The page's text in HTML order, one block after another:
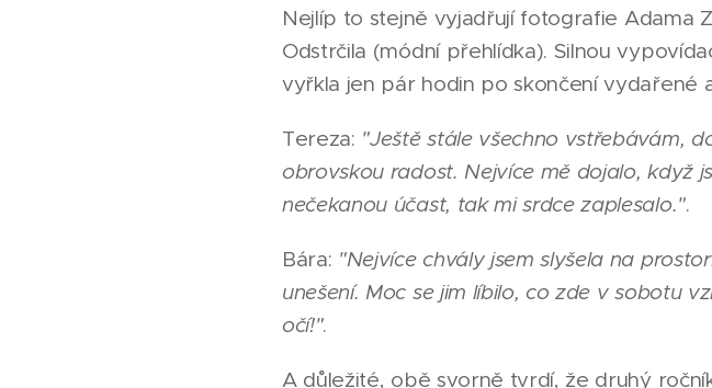
Nejlíp to stejně vyjadřují fotografie Adama
Odstrčila (módní přehlídka). Silnou
vyřkla jen pár hodin po skončení vydařené
Tereza: "Ještě stále všechno vstřebávám,
obrovskou radost. Nejvíce mě dojalo, když
nečekanou účast, tak mi srdce zaplesalo.".
Bára: "Nejvíce chvály jsem slyšela na
unešení. Moc se jim líbilo, co zde v sobotu
očí!".
A důležité, obě svorně tvrdí, že druhý